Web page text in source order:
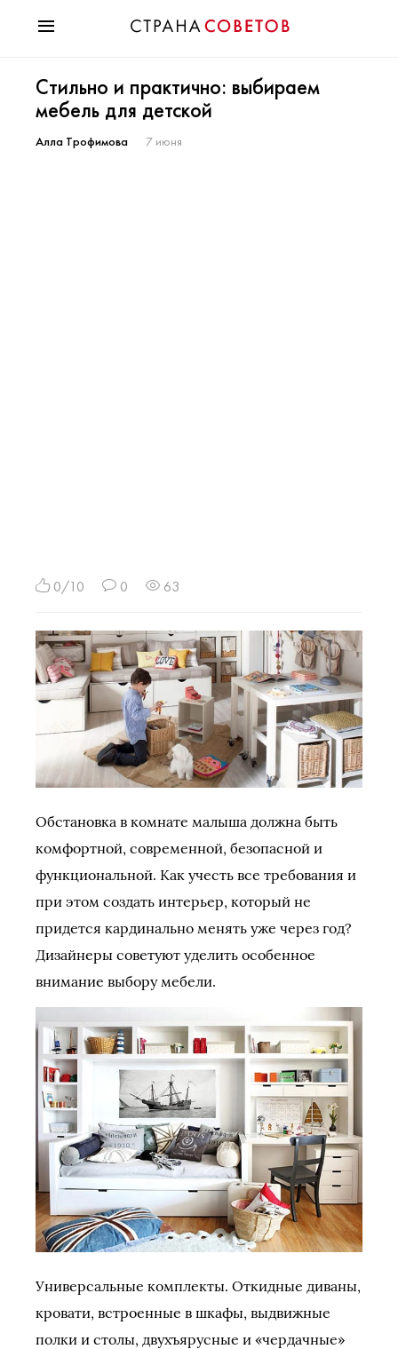
Мода
Звезды
Гороскопы
Стильно и практично: выбираем
мебель для детской
Алла Трофимова 7 июня
0/10 0 63
Обстановка в комнате малыша должна быть
комфортной, современной, безопасной и
функциональной. Как учесть все требования и
при этом создать интерьер, который не
придется кардинально менять уже через год?
Дизайнеры советуют уделить особенное
внимание выбору мебели.
Универсальные комплекты. Откидные диваны,
кровати, встроенные в шкафы, выдвижные
полки и столы, двухъярусные и «чердачные»